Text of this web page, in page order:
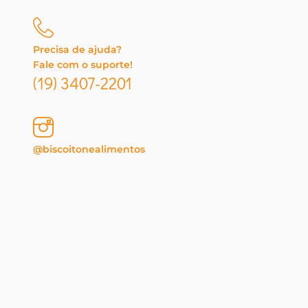
Precisa de ajuda?
Fale com o suporte!
(19) 3407-2201
@biscoitonealimentos